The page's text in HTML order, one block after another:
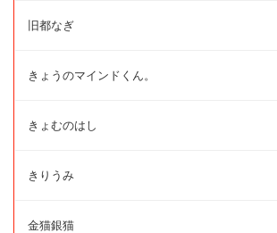
旧都なぎ
きょうのマインドくん。
きょむのはし
きりうみ
金猫銀猫